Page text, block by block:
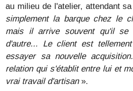
au milieu de l'atelier, attendant
simplement la barque chez le
mais il arrive souvent qu'il se
d'autre... Le client est
essayer sa nouvelle
relation qui s'établit entre lui et
vrai travail d'artisan».